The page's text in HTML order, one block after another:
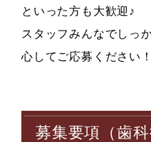
といった方も大歓迎♪
スタッフみんなでしっ
心してご応募ください！
募集要項（歯科